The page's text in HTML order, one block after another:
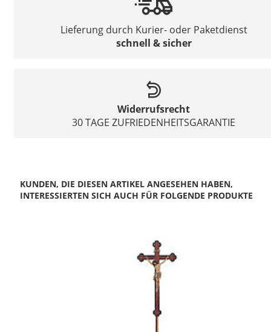
Lieferung durch Kurier- oder Paketdienst
schnell & sicher
Widerrufsrecht
30 TAGE ZUFRIEDENHEITSGARANTIE
KUNDEN, DIE DIESEN ARTIKEL ANGESEHEN HABEN,
INTERESSIERTEN SICH AUCH FÜR FOLGENDE PRODUKTE